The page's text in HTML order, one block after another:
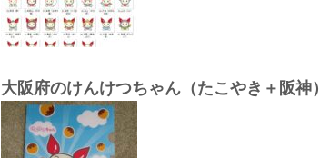
大阪府のけんけつちゃん（たこやき＋阪神）